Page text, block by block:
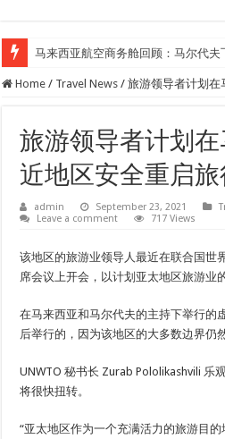
马来西亚航空商务舱回顾：马尔代夫
Home / Travel News / 旅游领导者计划在
旅游领导者计划
近地区安全重启旅
admin September 23, 2021
Leave a comment
717 Views
该地区的旅游业领导人最近在联合国世
席会议上开会，以计划亚太地区旅游业
在马来西亚和马尔代夫的主持下举行的
后举行的，因为该地区的大多数边界仍
UNWTO 秘书长 Zurab Pololikashvili 乐
将很快扭转。
“亚太地区作为一个充满活力的旅游目